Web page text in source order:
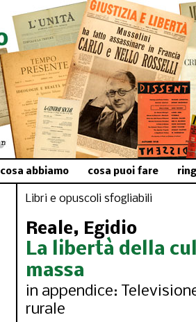
cosa abbiamo cosa puoi fare
Libri e opuscoli sfogliabili
Reale, Egidio
La libertà della
massa
in appendice:
rurale